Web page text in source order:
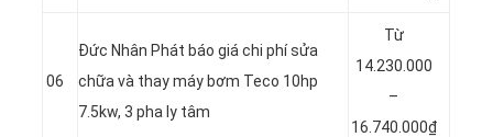
06
Đức Nhân Phát báo giá chi phí sửa
chữa và thay máy bơm Teco 10hp
7.5kw, 3 pha ly tâm
Từ
14.230.000
–
16.740.000₫